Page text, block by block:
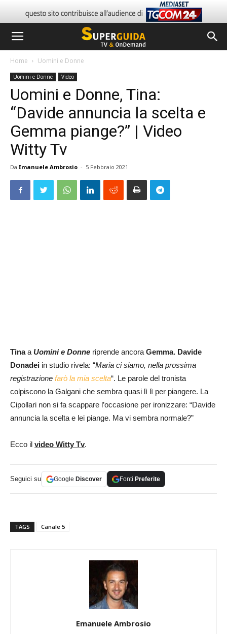
Home Uomini e Donne
Uomini e Donne Video
Uomini e Donne, Tina:
“Davide annuncia la scelta e
Gemma piange?” | Video
Witty Tv
Da Emanuele Ambrosio - 5 Febbraio 2021
TinaaUomini e Donne riprende ancoraGemma. Davide
Donadei in studio rivela: “Maria ci siamo, nella prossima
registrazione farò la mia scelta“. Le parole del tronista
colpiscono la Galgani che sembra quasi lì lì per piangere. La
Cipollari non si fa scappare l’occasione per ironizzare: “Davide
annuncia la scelta e lei piange. Ma vi sembra normale?”
Ecco il video Witty Tv.
Seguici su Google Discover Fonti Preferite
TAGS Canale 5
Emanuele Ambrosio